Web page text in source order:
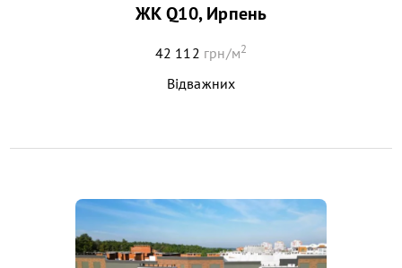
ЖК Q10, Ирпень
42 112 грн/м2
Відважних